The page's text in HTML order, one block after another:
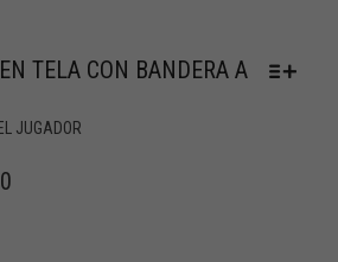
TELA CON BANDERA A
JUGADOR